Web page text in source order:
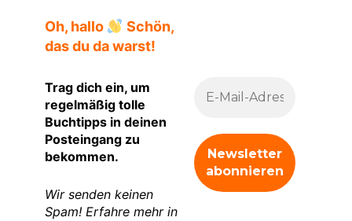
Oh, hallo
Schön,
das du da warst!
Trag dich ein, um
regelmäßig tolle
Buchtipps in deinen
Posteingang zu
bekommen.
Wir senden keinen
Spam! Erfahre mehr in